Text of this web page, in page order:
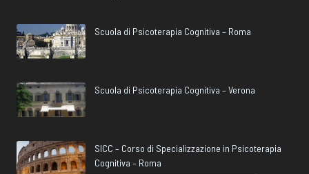
Scuola di Psicoterapia Cognitiva – Roma
Scuola di Psicoterapia Cognitiva – Verona
SICC – Corso di Specializzazione in Psicoterapia
Cognitiva – Roma